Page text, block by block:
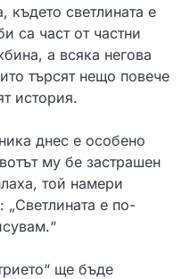
където светлината е
са част от частни
а всяка негова
търсят нещо повече
история.
днес е особено
му бе застрашен
той намери
е по-
ще бъде